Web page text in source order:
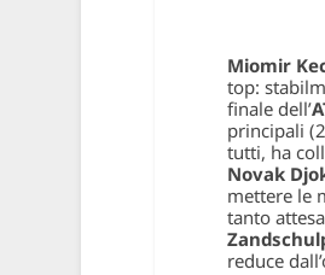
Miomir
top:
finale dell’
principali
tutti, ha
Novak
mettere le
tanto
reduce